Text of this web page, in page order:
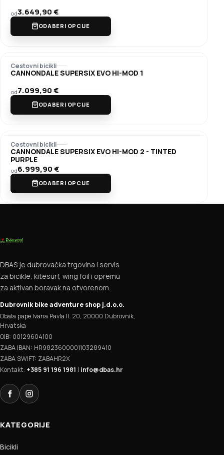
od3.649,90€
ODABERI OPCIJE
Cestovni bicikli
CANNONDALE SUPERSIX EVO HI-MOD 1
od7.099,90€
ODABERI OPCIJE
Cestovni bicikli
CANNONDALE SUPERSIX EVO HI-MOD 2 - TINTED
PURPLE
od6.999,90€
ODABERI OPCIJE
DBAS je dubrovačka trgovina i servis
za bicikle, kitesurf, wing foil i opremu
za aktivan boravak na otvorenom.
Dubrovnik bike adventure shop j.d.o.o.
Obala pape Ivana Pavla II. 20, 20000 Dubrovnik,
Hrvatska
OIB: 00129604100
ZABA IBAN: HR9823600001103289410
ZABA SWIFT: ZABAHR2X
Kontakt: +385 91 196 1981 | info@dbas.hr
FacebookInstagram
KATEGORIJE
Bicikli